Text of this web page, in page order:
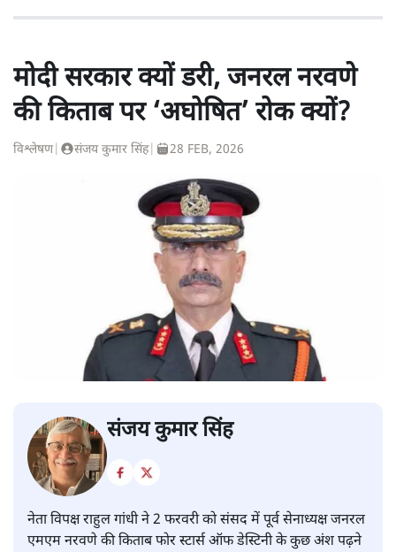
मोदी सरकार क्यों डरी, जनरल नरवणे
की किताब पर ‘अघोषित’ रोक क्यों?
विश्लेषण| संजय कुमार सिंह| 28 FEB, 2026
संजय कुमार सिंह
नेता विपक्ष राहुल गांधी ने 2 फरवरी को संसद में पूर्व सेनाध्यक्ष जनरल
एमएम नरवणे की किताब फोर स्टार्स ऑफ डेस्टिनी के कुछ अंश पढ़ने